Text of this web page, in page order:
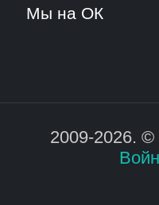
Мы на ОК
2009-2026. ©